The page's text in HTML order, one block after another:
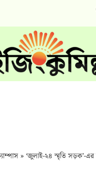
»‘জুলাই-২৪ স্মৃতি সড়ক’-